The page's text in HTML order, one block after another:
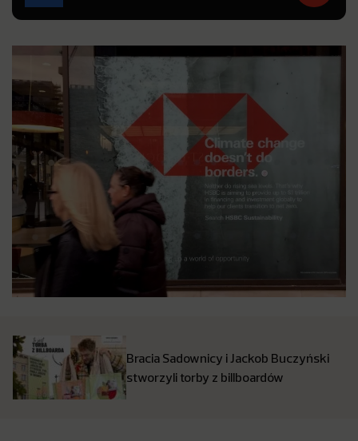
Bracia Sadownicy i Jackob Buczyński
stworzyli torby z billboardów